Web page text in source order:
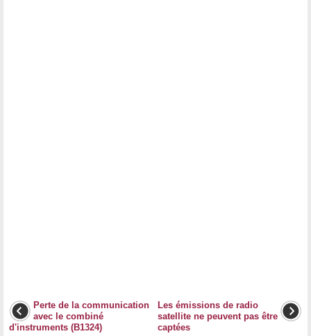
Perte de la communication
avec le combiné
d'instruments (B1324)
Les émissions de radio
satellite ne peuvent pas être
captées